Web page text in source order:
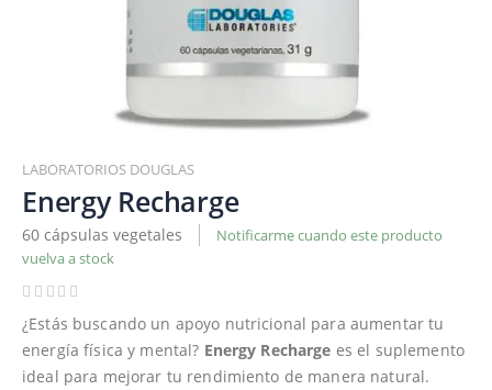
al
comienzo
de
la
galería
de
LABORATORIOS DOUGLAS
Energy Recharge
60 cápsulas vegetales
Notificarme cuando este producto
vuelva a stock
¿Estás buscando un apoyo nutricional para aumentar tu
energía física y mental? Energy Recharge es el suplemento
ideal para mejorar tu rendimiento de manera natural.